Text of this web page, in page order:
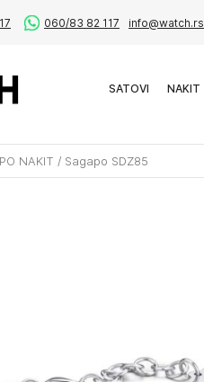
060/83 82 117 info@watch.rs
SATOVI NAKIT
NAKIT / Sagapo SDZ85